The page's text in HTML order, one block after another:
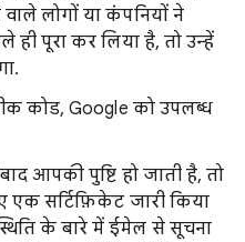
लोगों या कंपनियों ने
ही पूरा कर लिया है, तो उन्हें
कोड, Google को उपलब्ध
आपकी पुष्टि हो जाती है, तो
सर्टिफ़िकेट जारी किया
के बारे में ईमेल से सूचना